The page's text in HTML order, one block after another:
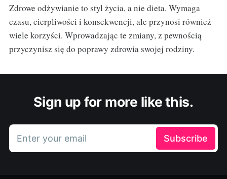
Zdrowe odżywianie to styl życia, a nie dieta. Wymaga
czasu, cierpliwości i konsekwencji, ale przynosi również
wiele korzyści. Wprowadzając te zmiany, z pewnością
przyczynisz się do poprawy zdrowia swojej rodziny.
Sign up for more like this.
Enter your email Subscribe